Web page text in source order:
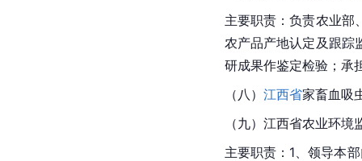
主要职责：负责农业部
农产品产地认定及跟踪
研成果作鉴定检验；承
（八） 江西省家畜血吸
（九）江西省农业环境
主要职责：1、领导本